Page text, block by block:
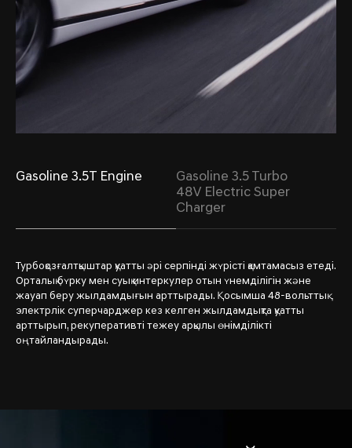
Gasoline 3.5T Engine
Gasoline 3.5 Turbo
48V Electric Super
Charger
Турбоқозғалтқыштар қуатты әрі серпінді жүрісті қамтамасыз етеді.
Орталық бүрку мен суық интеркулер отын үнемділігін және
жауап беру жылдамдығын арттырады. Қосымша 48-вольттық
электрлік суперчарджер кез келген жылдамдықта қуатты
арттырып, рекуперативті тежеу арқылы өнімділікті
оңтайландырады.